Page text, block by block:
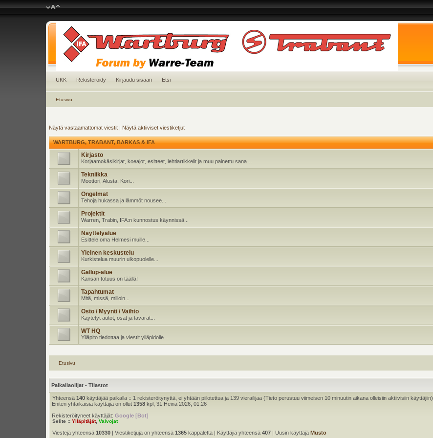
UKK Rekisteröidy Kirjaudu sisään Etsi
Etusivu
Näytä vastaamattomat viestit | Näytä aktiiviset viestiketjut
WARTBURG, TRABANT, BARKAS & IFA
Kirjasto
Korjaamokäsikirjat, koeajot, esitteet, lehtiartikkelit ja muu painettu sana…
Tekniikka
Moottori, Alusta, Kori...
Ongelmat
Tehoja hukassa ja lämmöt nousee...
Projektit
Warren, Trabin, IFA:n kunnostus käynnissä...
Näyttelyalue
Esittele oma Helmesi muille...
Yleinen keskustelu
Kurkistelua muurin ulkopuolelle...
Gallup-alue
Kansan totuus on täällä!
Tapahtumat
Mitä, missä, milloin...
Osto / Myynti / Vaihto
Käytetyt autot, osat ja tavarat...
WT HQ
Ylläpito tiedottaa ja viestit ylläpidolle...
Etusivu
Paikallaolijat - Tilastot
Yhteensä140 käyttäjää paikalla :: 1 rekisteröitynyttä, ei yhtään piilotettua ja 139 vierailijaa (Tieto perustuu viimeisen 10 minuutin aikana olleisiin aktiivisiin käyttäjiin)
Eniten yhtaikaisia käyttäjiä on ollut1358 kpl, 31 Heinä 2026, 01:26
Rekisteröityneet käyttäjät:Google [Bot]
Selite ::Ylläpitäjät,Valvojat
Viestejä yhteensä10330 | Viestiketjuja on yhteensä1365 kappaletta | Käyttäjiä yhteensä407 | Uusin käyttäjäMusto